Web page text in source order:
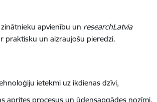
apvienību un researchLatvia
praktisku un aizraujošu pieredzi.
ietekmi uz ikdienas dzīvi,
aprites procesus un ūdensapgādes nozīmi,